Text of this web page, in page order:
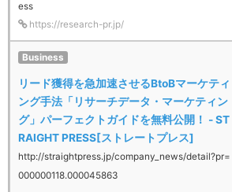
ess
https://research-pr.jp/
Business
リード獲得を急加速させるBtoBマーケティ
ング手法「リサーチデータ・マーケティン
グ」パーフェクトガイドを無料公開！ - ST
RAIGHT PRESS[ストレートプレス]
http://straightpress.jp/company_news/detail?pr=
000000118.000045863